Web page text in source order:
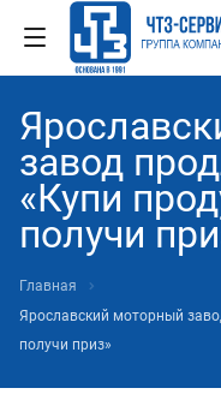
завод
«Купи
получи
Главная
Ярославский моторный
получи приз»